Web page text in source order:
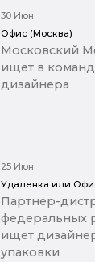
30 Июн
Офис (Москва)
Московский
ищет в
дизайнера
25 Июн
Удаленка или
Партнер-
федеральных
ищет
упаковки